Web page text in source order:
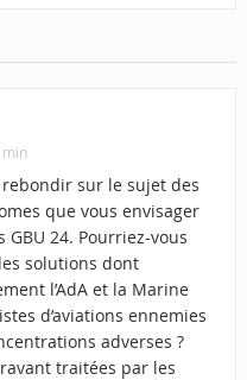
rebondir sur le sujet des
que vous envisager
24. Pourriez-vous
solutions dont
l’AdA et la Marine
d’aviations ennemies
adverses ?
traitées par les